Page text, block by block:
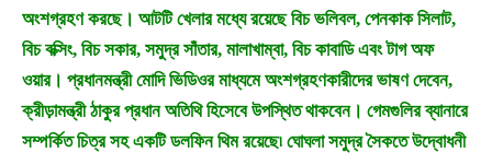
অংশগ্রহণ করছে। আটটি খেলার মধ্যে রয়েছে বিচ ভলিবল, পেনকাক সিলাট,
বিচ বক্সিং, বিচ সকার, সমুদ্র সাঁতার, মালাখাম্বা, বিচ কাবাডি এবং টাগ অফ
ওয়ার। প্রধানমন্ত্রী মোদি ভিডিওর মাধ্যমে অংশগ্রহণকারীদের ভাষণ দেবেন,
ক্রীড়ামন্ত্রী ঠাকুর প্রধান অতিথি হিসেবে উপস্থিত থাকবেন। গেমগুলির ব্যানারে
সম্পর্কিত চিত্র সহ একটি ডলফিন থিম রয়েছে৷ ঘোঘলা সমুদ্র সৈকতে উদ্বোধনী